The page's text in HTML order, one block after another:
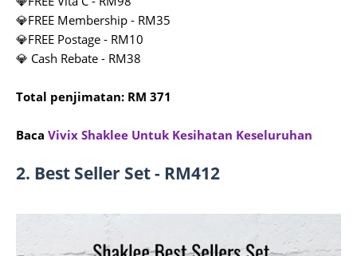
💎FREE Membership - RM35
💎FREE Postage - RM10
💎 Cash Rebate - RM38
Total penjimatan: RM 371
Baca Vivix Shaklee Untuk Kesihatan Keseluruhan
2. Best Seller Set - RM412